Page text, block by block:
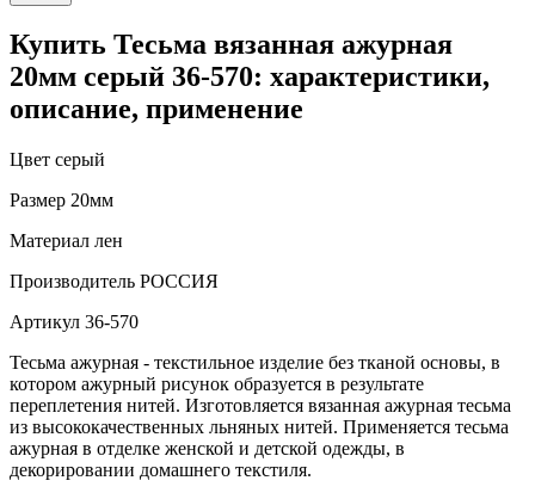
Купить Тесьма вязанная ажурная
20мм серый 36-570: характеристики,
описание, применение
Цвет серый
Размер 20мм
Материал лен
Производитель РОССИЯ
Артикул 36-570
Тесьма ажурная - текстильное изделие без тканой основы, в
котором ажурный рисунок образуется в результате
переплетения нитей. Изготовляется вязанная ажурная тесьма
из высококачественных льняных нитей. Применяется тесьма
ажурная в отделке женской и детской одежды, в
декорировании домашнего текстиля.